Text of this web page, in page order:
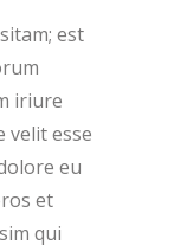
est
iriure
esse
eu
et
qui